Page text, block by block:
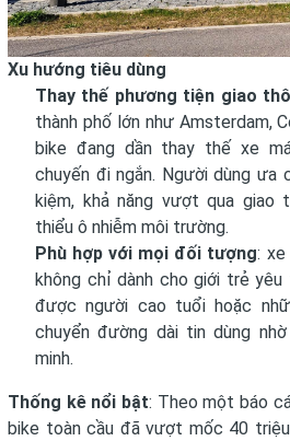
Xu hướng tiêu dùng
Thay thế phương tiện giao
thành phố lớn như Amsterdam,
bike đang dần thay thế xe
chuyến đi ngắn. Người dùng
kiệm, khả năng vượt qua giao
thiểu ô nhiễm môi trường.
Phù hợp với mọi đối tượng:
không chỉ dành cho giới trẻ
được người cao tuổi hoặc
chuyển đường dài tin dùng
minh.
Thống kê nổi bật: Theo một báo
bike toàn cầu đã vượt mốc 40